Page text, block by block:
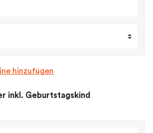
hinzufügen
inkl. Geburtstagskind